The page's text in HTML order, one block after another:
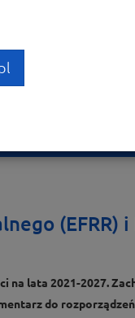
(EFRR) i
lata 2021-2027.
do